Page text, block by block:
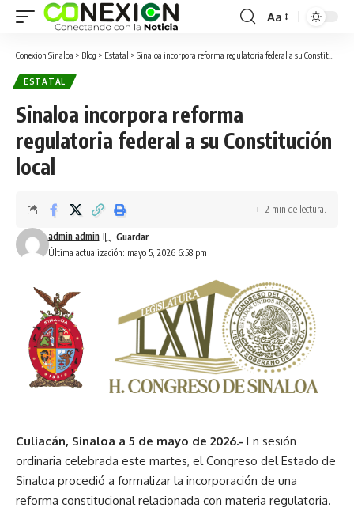
Aa
Conexion Sinaloa > Blog > Estatal > Sinaloa incorpora reforma regulatoria federal a su Constitución local
ESTATAL
Sinaloa incorpora reforma
regulatoria federal a su Constitución
local
Última actualización: mayo 5, 2026 6:58 pm
admin admin
2 min de lectura.
Culiacán, Sinaloa a 5 de mayo de 2026.- En sesión
ordinaria celebrada este martes, el Congreso del Estado de
Sinaloa procedió a formalizar la incorporación de una
reforma constitucional relacionada con materia regulatoria.